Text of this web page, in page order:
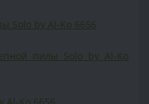
Solo by Al-Ko 6656
пилы Solo by Al-Ko